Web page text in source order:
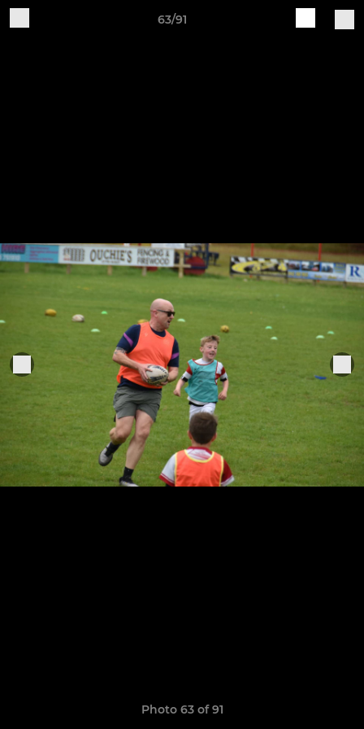
63/91
Photo 63 of 91